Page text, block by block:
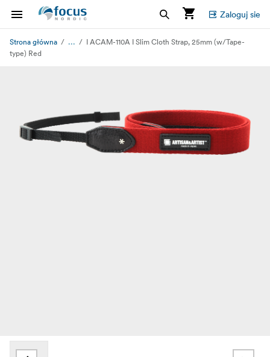
Zaloguj sie
Strona główna ...
I ACAM-110A I Slim Cloth Strap, 25mm (w/Tape-
type) Red